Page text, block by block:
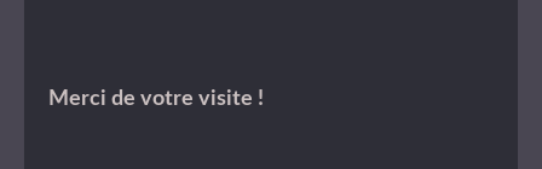
Merci de votre visite !